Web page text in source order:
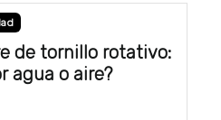
de tornillo rotativo:
agua o aire?